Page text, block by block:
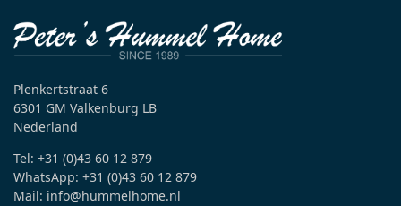
Plenkertstraat 6
6301 GM Valkenburg LB
Nederland
Tel: +31 (0)43 60 12 879
WhatsApp: +31 (0)43 60 12 879
Mail: info@hummelhome.nl